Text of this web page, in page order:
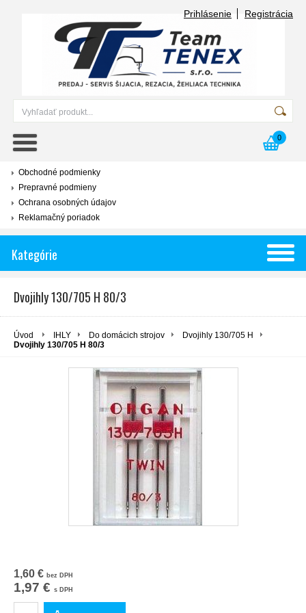
Prihlásenie Registrácia
0
Obchodné podmienky
Prepravné podmieny
Ochrana osobných údajov
Reklamačný poriadok
Kategórie
Dvojihly 130/705 H 80/3
Úvod IHLY Do domácich strojov
Dvojihly 130/705 H
Dvojihly 130/705 H 80/3
1,60 € bez DPH
1,97 € s DPH